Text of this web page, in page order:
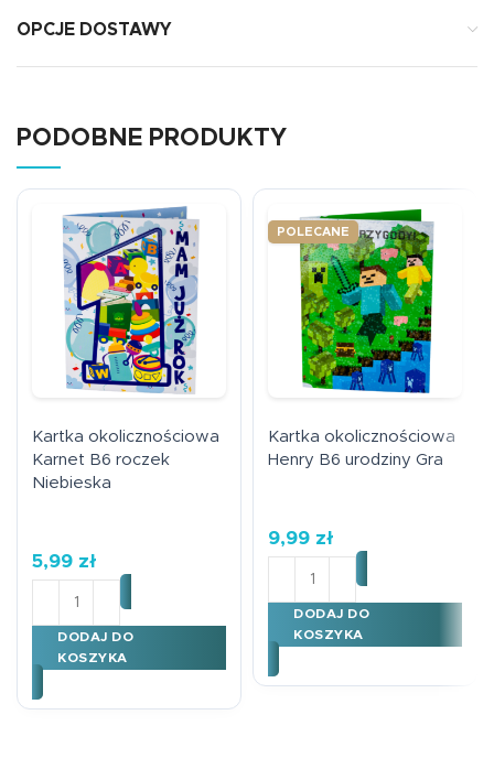
OPCJE DOSTAWY
PODOBNE PRODUKTY
Kartka okolicznościowa
Karnet B6 roczek
Niebieska
5,99 zł
ilość Kartka okolicznościowa Karnet B6 roczek
DODAJ DO
KOSZYKA
POLECANE
Kartka okolicznościowa
Henry B6 urodziny Gra
9,99 zł
ilość Kartka
DODAJ DO
KOSZYKA